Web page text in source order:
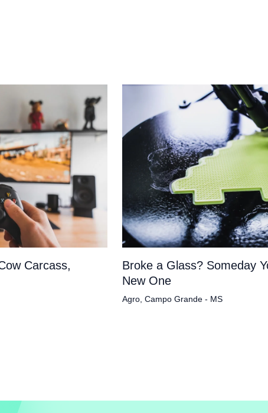
Carcass,
Broke a Glass? Someday
New One
Agro, Campo Grande - MS